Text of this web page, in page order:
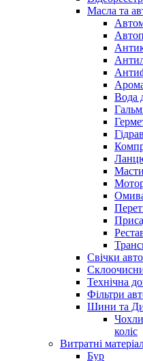
Масла та
Вода
Свічки
Технічна
Фільтри
Шини та
Чохли
коліс
Витратні
Бур